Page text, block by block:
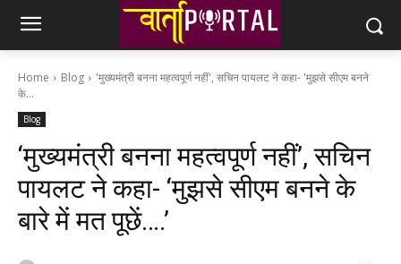
Home Blog
'मुख्‍यमंत्री बनना महत्‍वपूर्ण नहीं', सचिन पायलट ने कहा- 'मुझसे सीएम बनने
के...
Blog
‘मुख्‍यमंत्री बनना महत्‍वपूर्ण नहीं’, सचिन
पायलट ने कहा- ‘मुझसे सीएम बनने के
बारे में मत पूछें….’